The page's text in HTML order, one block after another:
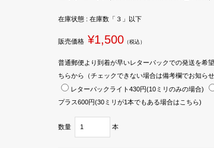
在庫状態 : 在庫数「３」以下
販売価格 ¥1,500（税込）
普通郵便より到着が早いレターパックでの発送を希
ちらから（チェックできない場合は備考欄でお知ら
レターパックライト430円(10ミリのみの場合)
プラス600円(30ミリが1本でもある場合はこちら)
数量 本